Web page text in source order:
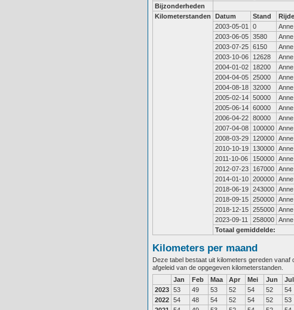
Bijzonderheden
Kilometerstanden
Datum Stand
2003-05-01
0
2003-06-05 3580
2003-07-25 6150
2003-10-06
12628
2004-01-02
18200
2004-04-05 25000
2004-08-18 32000
2005-02-14 50000
2005-06-14 60000
2006-04-22 80000
2007-04-08
100000
2008-03-29
120000
2010-10-19
130000
2011-10-06
150000
2012-07-23
167000
2014-01-10 200000
2018-06-19 243000
2018-09-15 250000
2018-12-15 255000
2023-09-11
258000
Totaal gemiddelde:
Kilometers per maand
Deze tabel bestaat uit kilometers gereden
afgeleid van de opgegeven kilometerstanden.
Jan
Feb Maa Apr Mei Jun Jul
2023 53 49 53 52 54 52 54
2022 54 48 54 52 54 52 53